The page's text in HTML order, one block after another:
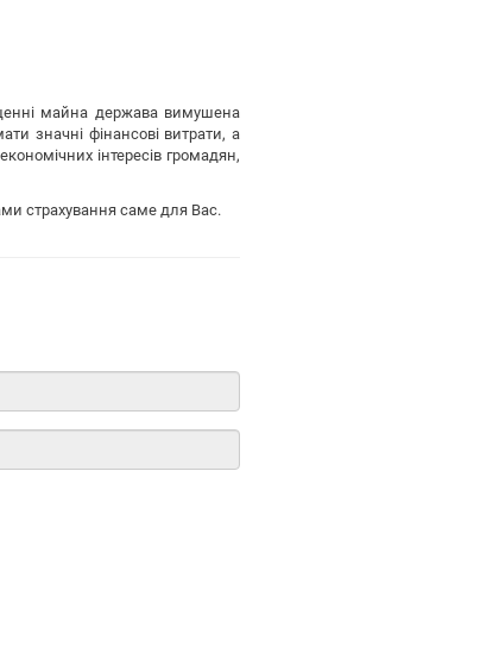
майна держава вимушена
значні фінансові витрати, а
інтересів громадян,
страхування саме для Вас.